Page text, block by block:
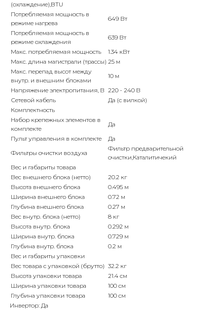
(охлаждение),BTU
Потребляемая мощность в
режиме нагрева
649 Вт
Потребляемая мощность в
режиме охлаждения
639 Вт
Макс. потребляемая мощность
1.34 кВт
Макс. длина магистрали (трассы) 25 м
Макс. перепад высот между
внутр. и внешним блоками
10 м
Напряжение электропитания, В 220 - 240 В
Сетевой кабель
Да (с вилкой)
Комплектность
Набор крепежных элементов в
комплекте
Да
Пульт управления в комплекте
Да
Фильтры очистки воздуха
Фильтр предварительной
очистки,Каталитичекий
Вес и габариты товара
Вес внешнего блока (нетто)
20.2 кг
Высота внешнего блока
0.495 м
Ширина внешнего блока
0.72 м
Глубина внешнего блока
0.27 м
Вес внутр. блока (нетто)
8 кг
Высота внутр. блока
0.292 м
Ширина внутр. блока
0.729 м
Глубина внутр. блока
0.2 м
Вес и габариты упаковки
Вес товара с упаковкой (брутто) 32.2 кг
Высота упаковки товара
21.4 см
Ширина упаковки товара
100 см
Глубина упаковки товара
100 см
Инвертор: Да
Телефон
8 495 233-79-79
Почта
iceicemarket@yandex.ru
8 985 233-79-79